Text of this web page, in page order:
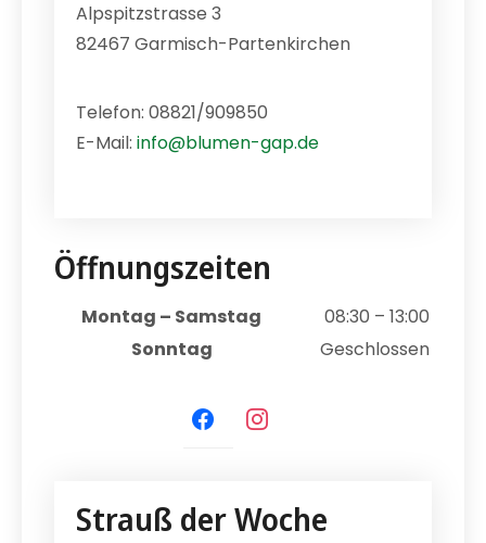
Alpspitzstrasse 3
82467 Garmisch-Partenkirchen
Telefon: 08821/909850
E-Mail: info@blumen-gap.de
Öffnungszeiten
Montag – Samstag
08:30 – 13:00
Sonntag
Geschlossen
facebookinstagram
Strauß der Woche